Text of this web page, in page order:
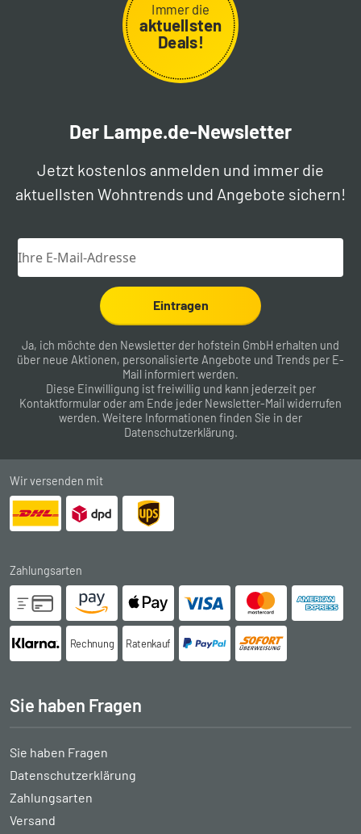
Immer die
aktuellsten
Deals!
Der Lampe.de-Newsletter
Jetzt kostenlos anmelden und immer die
aktuellsten Wohntrends und Angebote sichern!
Eintragen
Ja, ich möchte den Newsletter der hofstein GmbH erhalten und
über neue Aktionen, personalisierte Angebote und Trends per E-
Mail informiert werden.
Diese Einwilligung ist freiwillig und kann jederzeit per
Kontaktformular oder am Ende jeder Newsletter-Mail widerrufen
werden. Weitere Informationen finden Sie in der
Datenschutzerklärung.
Wir versenden mit
Zahlungsarten
Rechnung Ratenkauf
Sie haben Fragen
Sie haben Fragen
Datenschutzerklärung
Zahlungsarten
Versand